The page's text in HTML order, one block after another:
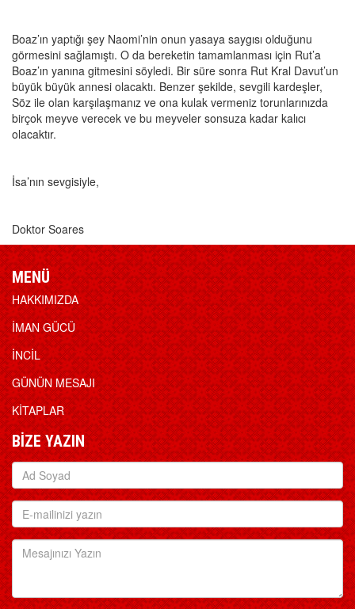
Boaz’ın yaptığı şey Naomi’nin onun yasaya saygısı olduğunu
görmesini sağlamıştı. O da bereketin tamamlanması için Rut’a
Boaz’ın yanına gitmesini söyledi. Bir süre sonra Rut Kral Davut’un
büyük büyük annesi olacaktı. Benzer şekilde, sevgili kardeşler,
Söz ile olan karşılaşmanız ve ona kulak vermeniz torunlarınızda
birçok meyve verecek ve bu meyveler sonsuza kadar kalıcı
olacaktır.
İsa’nın sevgisiyle,
Doktor Soares
MENÜ
HAKKIMIZDA
İMAN GÜCÜ
İNCİL
GÜNÜN MESAJI
KİTAPLAR
BİZE YAZIN